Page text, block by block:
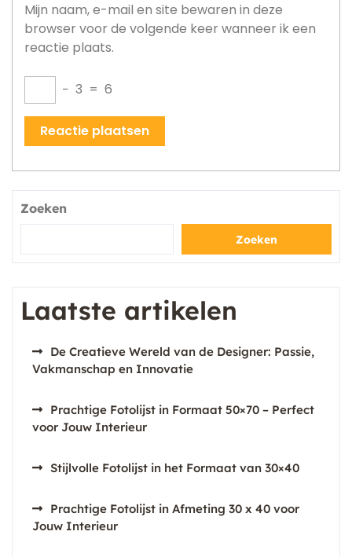
Mijn naam, e-mail en site bewaren in deze
browser voor de volgende keer wanneer ik een
reactie plaats.
− 3 = 6
Zoeken
Zoeken
Laatste artikelen
De Creatieve Wereld van de Designer: Passie,
Vakmanschap en Innovatie
Prachtige Fotolijst in Formaat 50×70 – Perfect
voor Jouw Interieur
Stijlvolle Fotolijst in het Formaat van 30×40
Prachtige Fotolijst in Afmeting 30 x 40 voor
Jouw Interieur